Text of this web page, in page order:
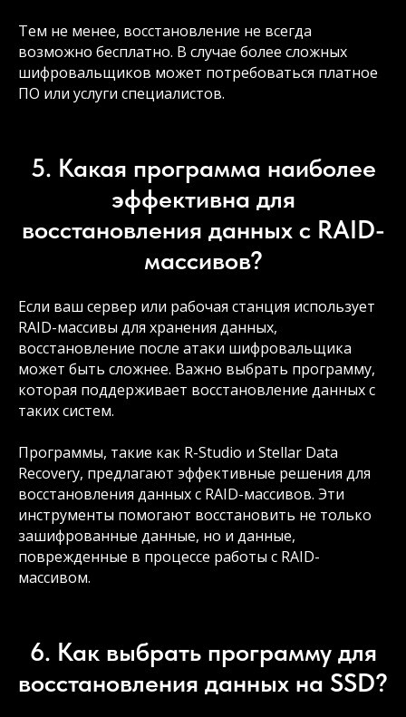
Тем не менее, восстановление не всегда
возможно бесплатно. В случае более сложных
шифровальщиков может потребоваться платное
ПО или услуги специалистов.
5. Какая программа наиболее
эффективна для
восстановления данных с RAID-
массивов?
Если ваш сервер или рабочая станция использует
RAID-массивы для хранения данных,
восстановление после атаки шифровальщика
может быть сложнее. Важно выбрать программу,
которая поддерживает восстановление данных с
таких систем.
Программы, такие как R-Studio и Stellar Data
Recovery, предлагают эффективные решения для
восстановления данных с RAID-массивов. Эти
инструменты помогают восстановить не только
зашифрованные данные, но и данные,
поврежденные в процессе работы с RAID-
массивом.
6. Как выбрать программу для
восстановления данных на SSD?